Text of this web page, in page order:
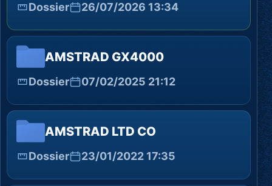
Dossier 26/07/2026 13:34
AMSTRAD GX4000
Dossier 07/02/2025 21:12
AMSTRAD LTD CO
Dossier 23/01/2022 17:35